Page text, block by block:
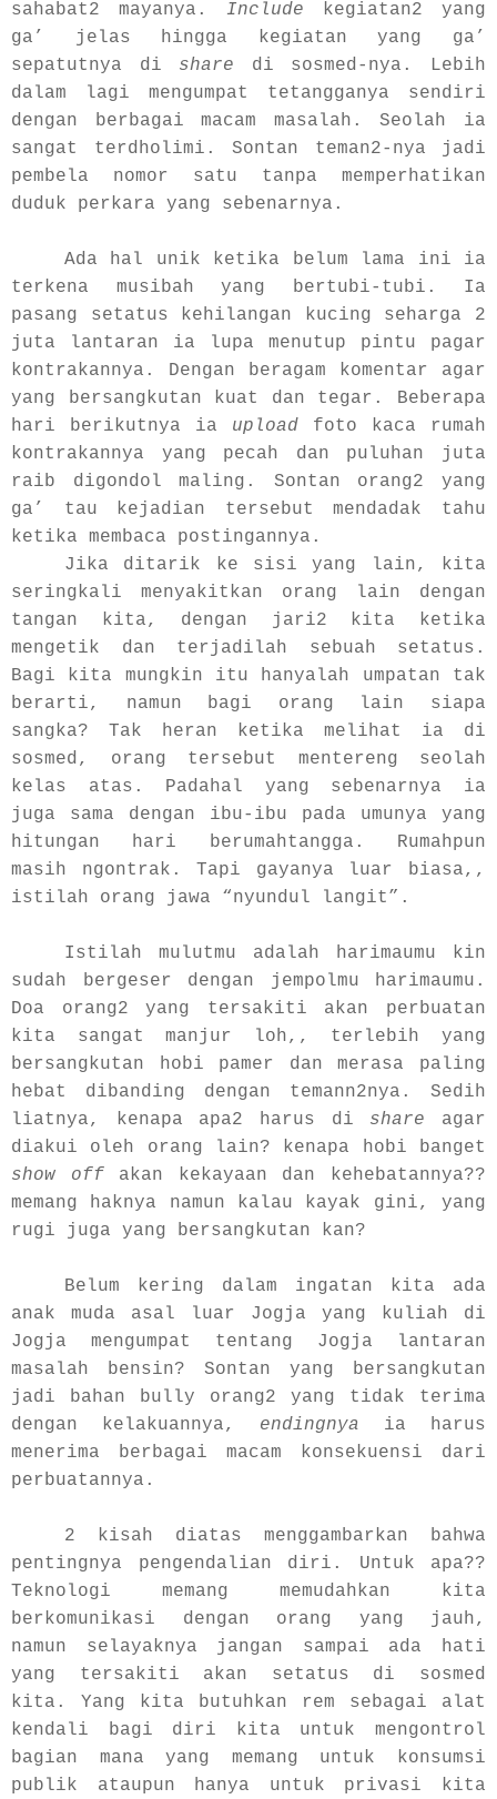
sahabat2 mayanya. Include kegiatan2 yang
ga’ jelas hingga kegiatan yang ga’
sepatutnya di share di sosmed-nya. Lebih
dalam lagi mengumpat tetangganya sendiri
dengan berbagai macam masalah. Seolah ia
sangat terdholimi. Sontan teman2-nya jadi
pembela nomor satu tanpa memperhatikan
duduk perkara yang sebenarnya.
Ada hal unik ketika belum lama ini ia
terkena musibah yang bertubi-tubi. Ia
pasang setatus kehilangan kucing seharga 2
juta lantaran ia lupa menutup pintu pagar
kontrakannya. Dengan beragam komentar agar
yang bersangkutan kuat dan tegar. Beberapa
hari berikutnya ia upload foto kaca rumah
kontrakannya yang pecah dan puluhan juta
raib digondol maling. Sontan orang2 yang
ga’ tau kejadian tersebut mendadak tahu
ketika membaca postingannya.
Jika ditarik ke sisi yang lain, kita
seringkali menyakitkan orang lain dengan
tangan kita, dengan jari2 kita ketika
mengetik dan terjadilah sebuah setatus.
Bagi kita mungkin itu hanyalah umpatan tak
berarti, namun bagi orang lain siapa
sangka? Tak heran ketika melihat ia di
sosmed, orang tersebut mentereng seolah
kelas atas. Padahal yang sebenarnya ia
juga sama dengan ibu-ibu pada umunya yang
hitungan hari berumahtangga. Rumahpun
masih ngontrak. Tapi gayanya luar biasa,,
istilah orang jawa “nyundul langit”.
Istilah mulutmu adalah harimaumu kin
sudah bergeser dengan jempolmu harimaumu.
Doa orang2 yang tersakiti akan perbuatan
kita sangat manjur loh,, terlebih yang
bersangkutan hobi pamer dan merasa paling
hebat dibanding dengan temann2nya. Sedih
liatnya, kenapa apa2 harus di share agar
diakui oleh orang lain? kenapa hobi banget
show offakan kekayaan dan kehebatannya??
memang haknya namun kalau kayak gini, yang
rugi juga yang bersangkutan kan?
Belum kering dalam ingatan kita ada
anak muda asal luar Jogja yang kuliah di
Jogja mengumpat tentang Jogja lantaran
masalah bensin? Sontan yang bersangkutan
jadi bahan bully orang2 yang tidak terima
dengan kelakuannya, endingnya ia harus
menerima berbagai macam konsekuensi dari
perbuatannya.
2 kisah diatas menggambarkan bahwa
pentingnya pengendalian diri. Untuk apa??
Teknologi memang memudahkan kita
berkomunikasi dengan orang yang jauh,
namun selayaknya jangan sampai ada hati
yang tersakiti akan setatus di sosmed
kita. Yang kita butuhkan rem sebagai alat
kendali bagi diri kita untuk mengontrol
bagian mana yang memang untuk konsumsi
publik ataupun hanya untuk privasi kita